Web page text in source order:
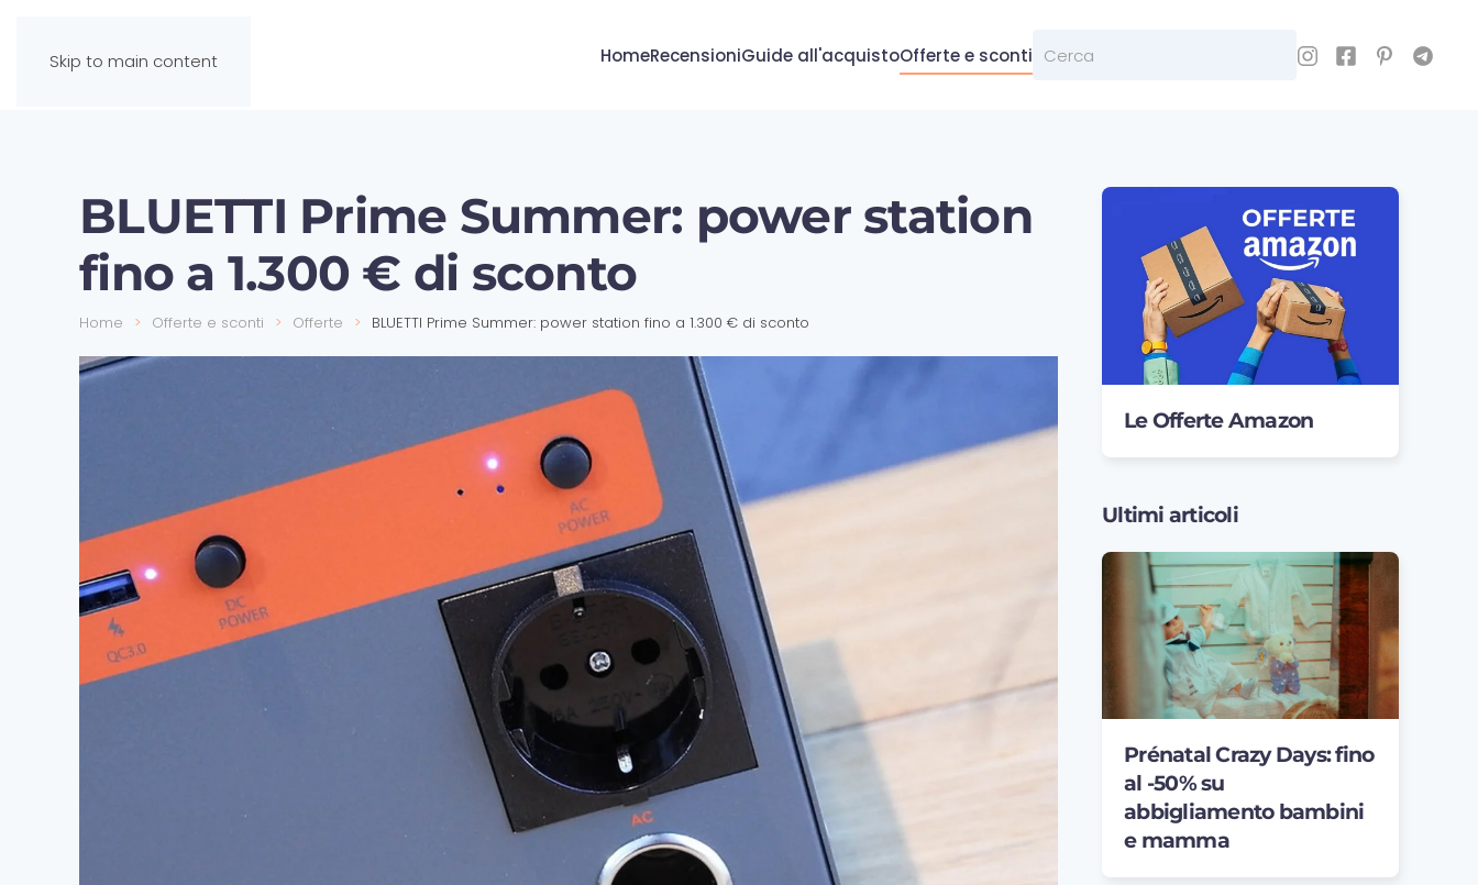
Skip to main content HomeRecensioniGuide all'acquistoOfferte e sconti
BLUETTI Prime Summer: power station
fino a 1.300 € di sconto
Home Offerte e sconti Offerte BLUETTI Prime Summer: power station fino a 1.300 € di sconto
Le Offerte Amazon
Ultimi articoli
Prénatal Crazy Days: fino
al -50% su
abbigliamento bambini
e mamma